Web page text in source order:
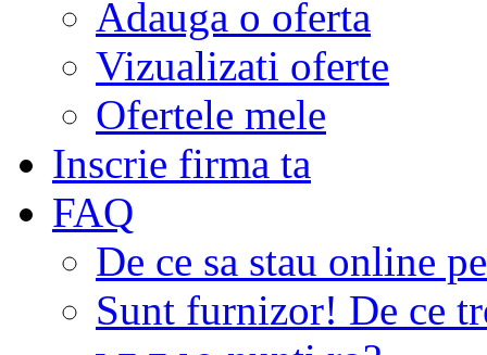
Adauga o oferta
Vizualizati oferte
Ofertele mele
Inscrie firma ta
FAQ
De ce sa stau online
Sunt furnizor! De ce